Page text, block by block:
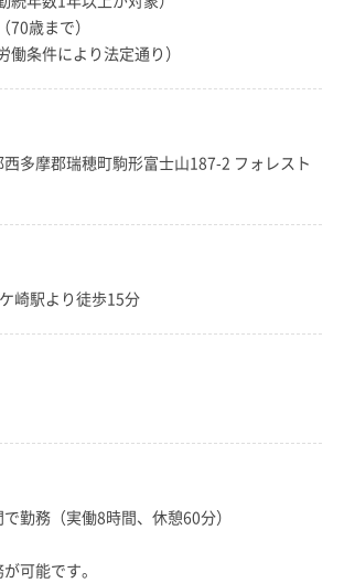
70歳まで）
働条件により法定通り）
多摩郡瑞穂町駒形富士山187-2 フォレスト
崎駅より徒歩15分
勤務（実働8時間、休憩60分）
可能です。